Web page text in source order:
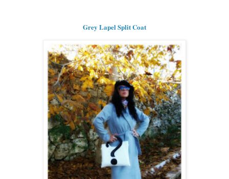
Grey Lapel Split Coat